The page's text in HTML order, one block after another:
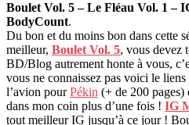
Boulet Vol. 5 – Le Fléau Vol. 1 –
BodyCount.
Du bon et du moins bon dans cette
meilleur, Boulet Vol. 5, vous devez
BD/Blog autrement honte à vous,
vous ne connaissez pas voici le liens
l’avion pourPékin (+ de 200 pages)
dans mon coin plus d’une fois ! IG
tout meilleur IG jusqu’à ce jour !